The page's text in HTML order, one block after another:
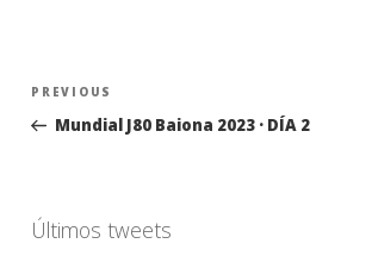
Navegación
entradas
Previous
Post
PREVIOUS
Mundial J80 Baiona 2023 · DÍA 2
Últimos tweets